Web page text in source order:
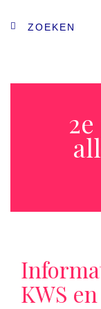
ZOEKEN
KWS